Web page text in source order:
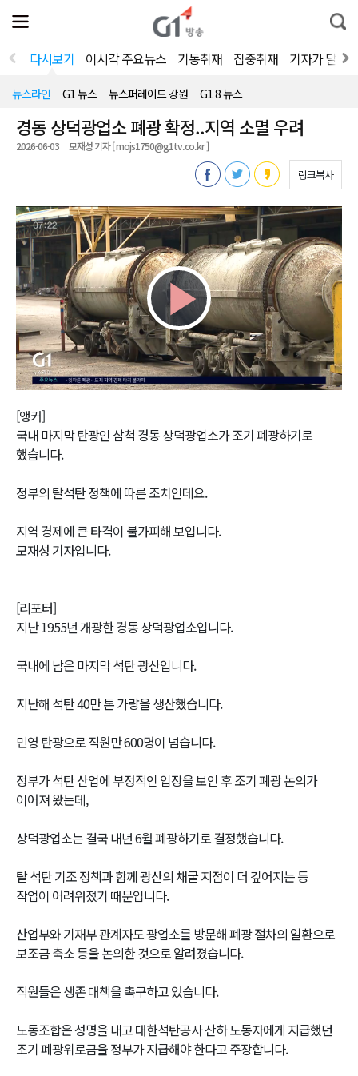
전
체
뉴
열
통
합
색
다시보기 이시각 주요뉴스 기동취재 집중취재 기자가 달려
뉴스라인 G1 뉴스 뉴스퍼레이드 강원 G1 8 뉴스
경동 상덕광업소 폐광 확정..지역 소멸 우려
2026-06-03 모재성 기자 [ mojs1750@g1tv.co.kr ]
링크복사
Play
Video
[앵커]
국내 마지막 탄광인 삼척 경동 상덕광업소가 조기 폐광하기로
했습니다.
정부의 탈석탄 정책에 따른 조치인데요.
지역 경제에 큰 타격이 불가피해 보입니다.
모재성 기자입니다.
[리포터]
지난 1955년 개광한 경동 상덕광업소입니다.
국내에 남은 마지막 석탄 광산입니다.
지난해 석탄 40만 톤 가량을 생산했습니다.
민영 탄광으로 직원만 600명이 넘습니다.
정부가 석탄 산업에 부정적인 입장을 보인 후 조기 폐광 논의가
이어져 왔는데,
상덕광업소는 결국 내년 6월 폐광하기로 결정했습니다.
탈 석탄 기조 정책과 함께 광산의 채굴 지점이 더 깊어지는 등
작업이 어려워졌기 때문입니다.
산업부와 기재부 관계자도 광업소를 방문해 폐광 절차의 일환으로
보조금 축소 등을 논의한 것으로 알려졌습니다.
직원들은 생존 대책을 촉구하고 있습니다.
노동조합은 성명을 내고 대한석탄공사 산하 노동자에게 지급했던
조기 폐광위로금을 정부가 지급해야 한다고 주장합니다.